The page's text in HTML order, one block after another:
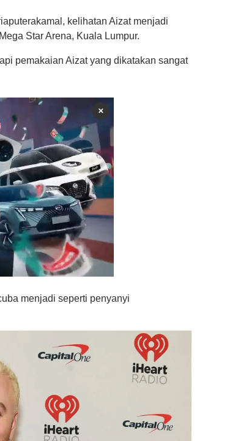
kelihatan Aizat menjadi
Star Arena, Kuala Lumpur.
pemakaian Aizat yang dikatakan sangat
×
menjadi seperti penyanyi